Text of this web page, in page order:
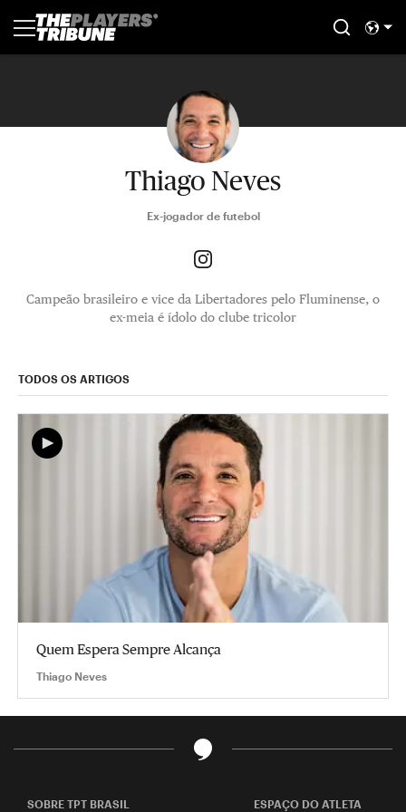
Thiago Neves
Ex-jogador de futebol
Campeão brasileiro e vice da Libertadores pelo Fluminense, o
ex-meia é ídolo do clube tricolor
TODOS OS ARTIGOS
Quem Espera Sempre Alcança
Thiago Neves
SOBRE TPT BRASIL ESPAÇO DO ATLETA